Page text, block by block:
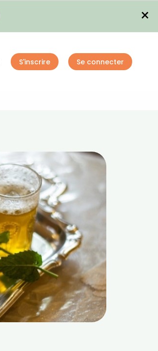
×
S'inscrire Se connecter